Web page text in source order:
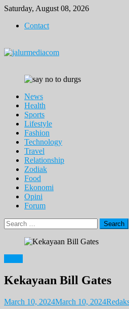
Skip
content
Saturday, August 08, 2026
Contact
News
Health
Sports
Lifestyle
Fashion
Technology
Travel
Relationship
Zodiak
Food
Ekonomi
Opini
Forum
Search
for:
Kekayaan Bill Gates
March 10, 2024March 10, 2024